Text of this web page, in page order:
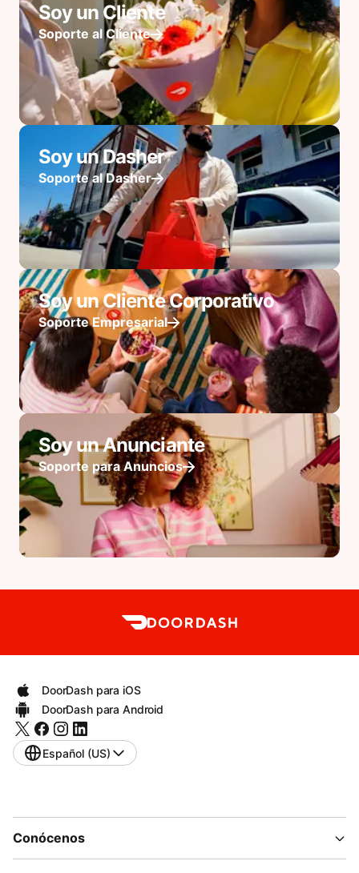
Soy un Cliente
Soporte al Cliente
Soy un Dasher
Soporte al Dasher
Soy un Cliente Corporativo
Soporte Empresarial
Soy un Anunciante
Soporte para Anuncios
DoorDash para iOS
DoorDash para Android
Español (US)
Conócenos